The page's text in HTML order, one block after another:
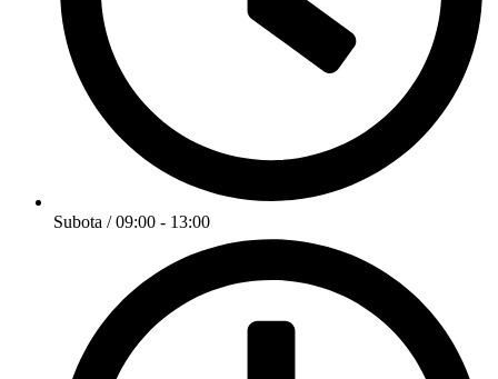
Subota / 09:00 - 13:00